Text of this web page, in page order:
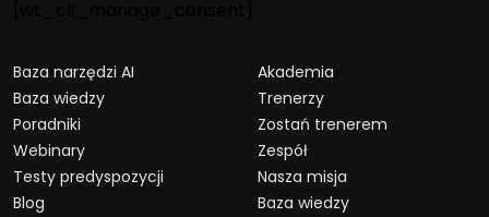
Baza narzędzi AI
Baza wiedzy
Poradniki
Webinary
Testy predyspozycji
Blog
Akademia
Trenerzy
Zostań trenerem
Zespół
Nasza misja
Baza wiedzy